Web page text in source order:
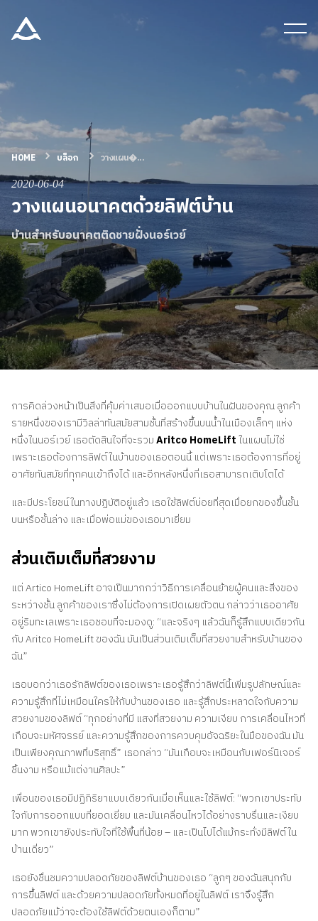
เครื่องมือและเอกสาร
บล็อก & ข่าวสาร
ผลิตภัณฑ์
เกี่ยวกับ ARITCO
สําหรับมืออาชีพ
สั่งซื้อ Digital HomeKit
ติดต่อเรา
สอบถามราคาประเมิน
คําถามที่พบบ่อย
TH
HOME บล็อก วางแผน�...
2020-06-04
วางแผนอนาคตด้วยลิฟต์บ้าน
บ้านสำหรับอนาคตติดชายฝั่งนอร์เวย์
การคิดล่วงหน้าเป็นสิ่งที่คุ้มค่าเสมอเมื่อออกแบบบ้านในฝันของคุณ ลูกค้า
รายหนึ่งของเรามีวิลล่าทันสมัยสามชั้นที่สร้างขึ้นบนน้ำในเมืองเล็กๆ แห่ง
หนึ่งในนอร์เวย์ เธอตัดสินใจที่จะรวมAritco HomeLiftในแผนไม่ใช่
เพราะเธอต้องการลิฟต์ในบ้านของเธอตอนนี้ แต่เพราะเธอต้องการที่อยู่
อาศัยทันสมัยที่ทุกคนเข้าถึงได้ และอีกหลังหนึ่งที่เธอสามารถเติบโตได้
และมีประโยชน์ในทางปฏิบัติอยู่แล้ว เธอใช้ลิฟต์บ่อยที่สุดเมื่อยกของขึ้นชั้น
บนหรือชั้นล่าง และเมื่อพ่อแม่ของเธอมาเยี่ยม
ส่วนเติมเต็มที่สวยงาม
แต่ Artico HomeLift อาจเป็นมากกว่าวิธีการเคลื่อนย้ายผู้คนและสิ่งของ
ระหว่างชั้น ลูกค้าของเราซึ่งไม่ต้องการเปิดเผยตัวตน กล่าวว่าเธออาศัย
อยู่ริมทะเลเพราะเธอชอบที่จะมองดู: “และจริงๆ แล้วฉันก็รู้สึกแบบเดียวกัน
กับ Aritco HomeLift ของฉัน มันเป็นส่วนเติมเต็มที่สวยงามสำหรับบ้านของ
ฉัน”
เธอบอกว่าเธอรักลิฟต์ของเธอเพราะเธอรู้สึกว่าลิฟต์นี้เพิ่มรูปลักษณ์และ
ความรู้สึกที่ไม่เหมือนใครให้กับบ้านของเธอ และรู้สึกประหลาดใจกับความ
สวยงามของลิฟต์ “ทุกอย่างที่มี แสงที่สวยงาม ความเงียบ การเคลื่อนไหวที่
เกือบจะมหัศจรรย์ และความรู้สึกของการควบคุมอัจฉริยะในมือของฉัน มัน
เป็นเพียงคุณภาพที่บริสุทธิ์” เธอกล่าว “มันเกือบจะเหมือนกับเฟอร์นิเจอร์
ชิ้นงาม หรือแม้แต่งานศิลปะ”
เพื่อนของเธอมีปฏิกิริยาแบบเดียวกันเมื่อเห็นและใช้ลิฟต์: “พวกเขาประทับ
ใจกับการออกแบบที่ยอดเยี่ยม และมันเคลื่อนไหวได้อย่างราบรื่นและเงียบ
มาก พวกเขายังประทับใจที่ใช้พื้นที่น้อย – และเป็นไปได้แม้กระทั่งมีลิฟต์ใน
บ้านเดี่ยว”
เธอยังชื่นชมความปลอดภัยของลิฟต์บ้านของเธอ “ลูกๆ ของฉันสนุกกับ
การขึ้นลิฟต์ และด้วยความปลอดภัยทั้งหมดที่อยู่ในลิฟต์ เราจึงรู้สึก
ปลอดภัยแม้ว่าจะต้องใช้ลิฟต์ด้วยตนเองก็ตาม”